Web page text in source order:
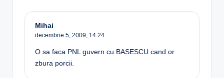
Mihai
decembrie 5, 2009, 14:24
O sa faca PNL guvern cu BASESCU cand or
zbura porcii.